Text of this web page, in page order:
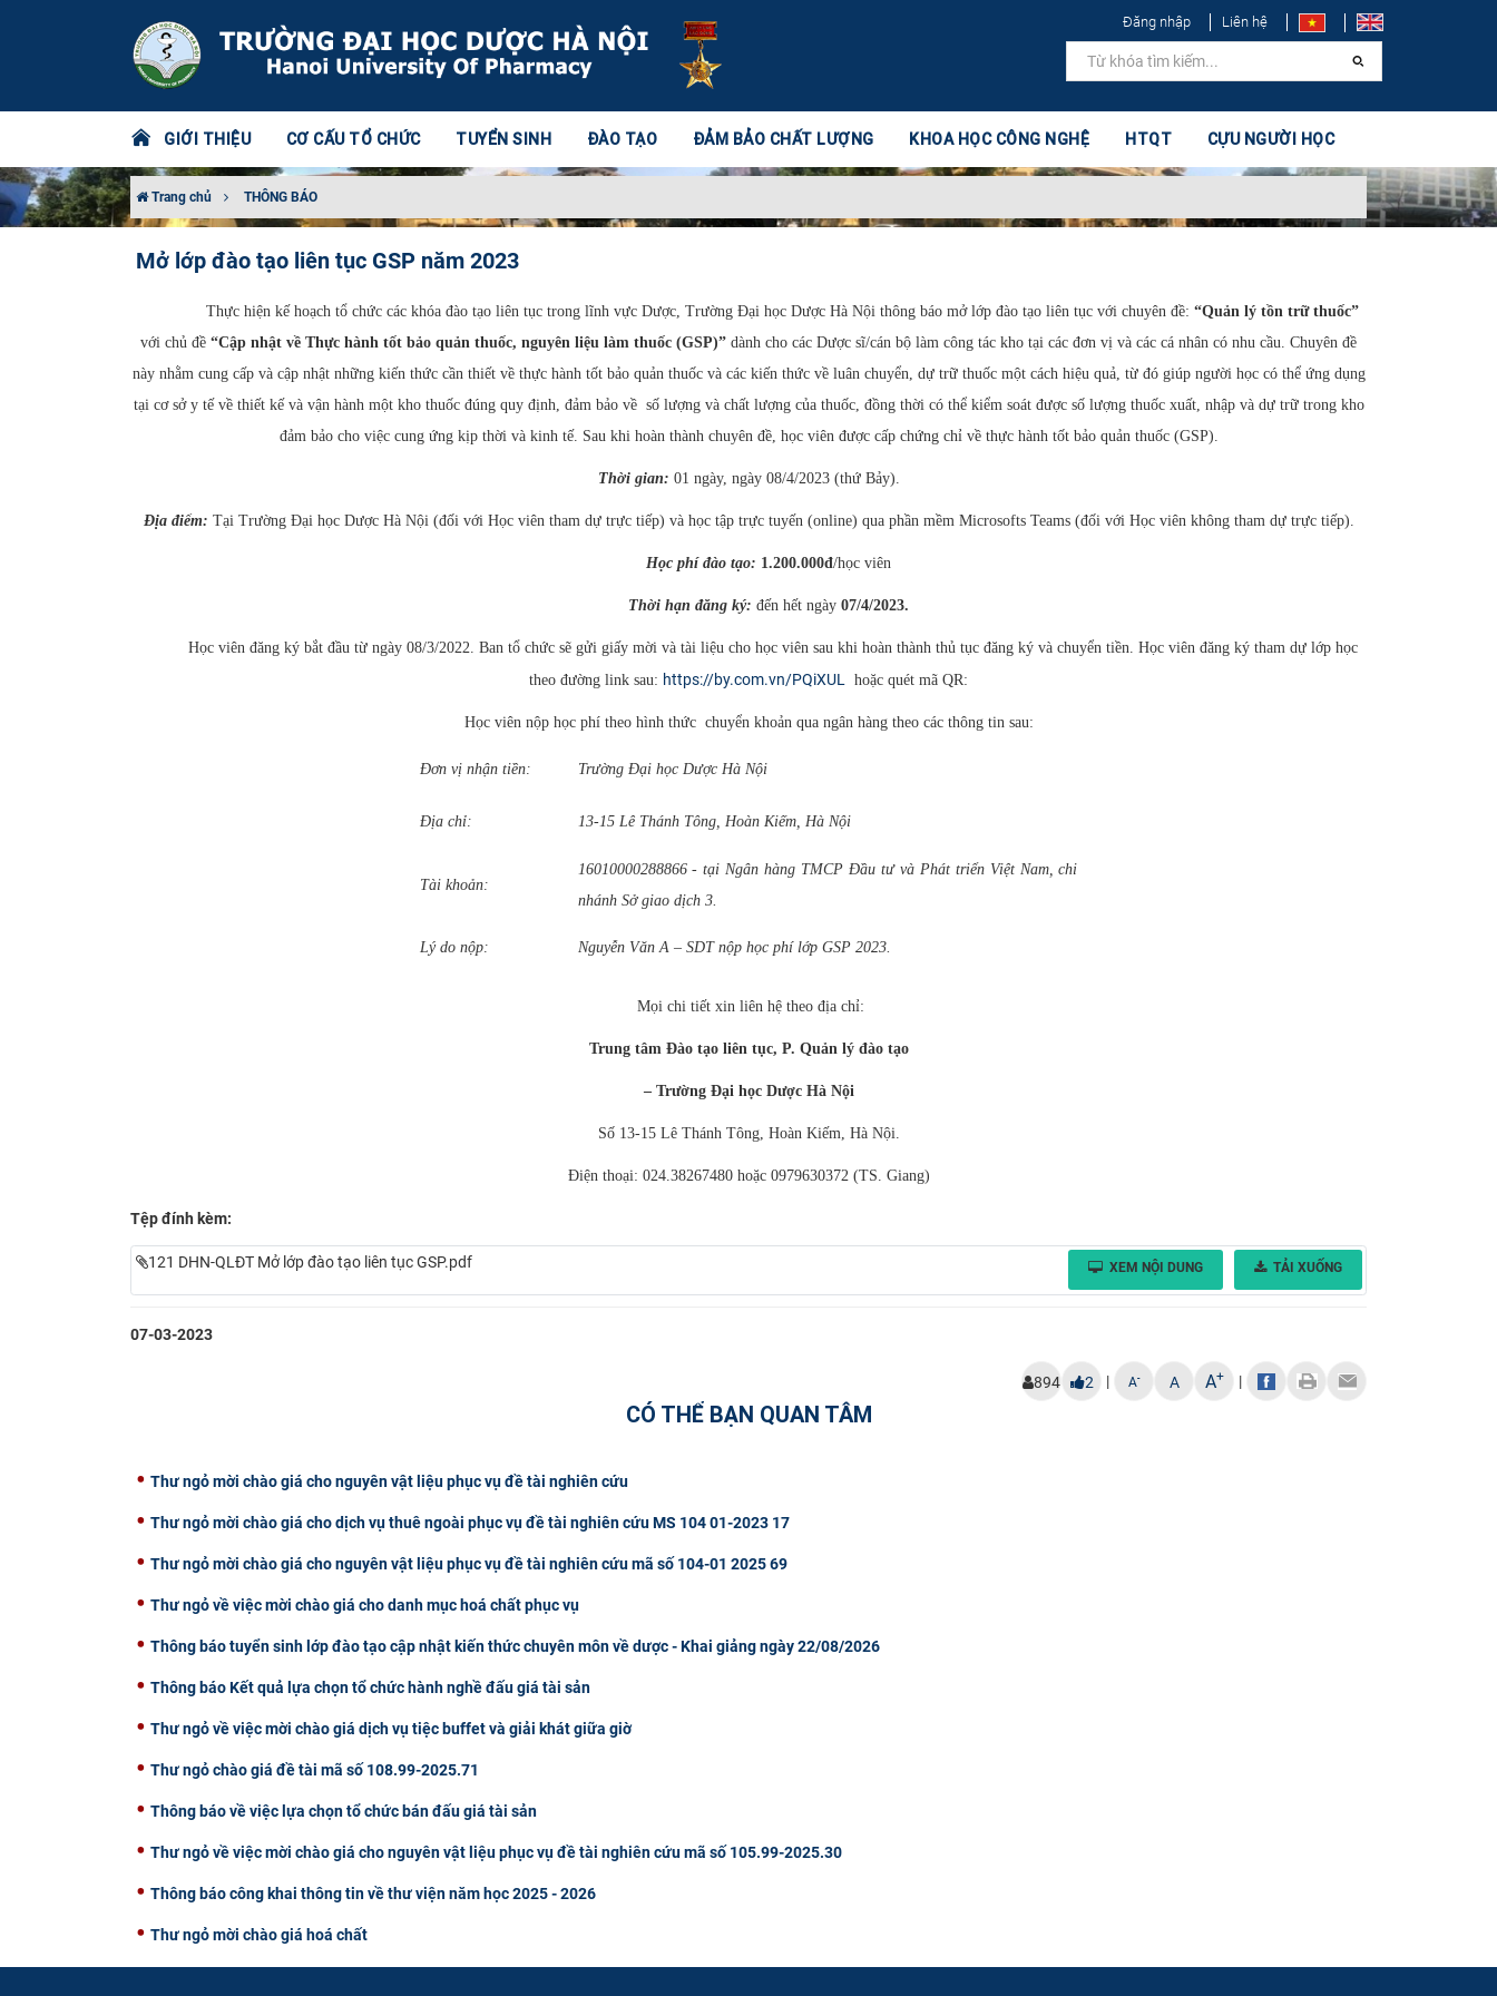
Đăng nhập Liên hệ
GIỚI THIỆU CƠ CẤU TỔ CHỨC TUYỂN SINH ĐÀO TẠO ĐẢM BẢO CHẤT LƯỢNG KHOA HỌC CÔNG NGHỆ HTQT CỰU NGƯỜI HỌC
Trang chủ THÔNG BÁO
Mở lớp đào tạo liên tục GSP năm 2023
Thực hiện kế hoạch tổ chức các khóa đào tạo liên tục trong lĩnh vực Dược, Trường Đại học Dược Hà Nội thông báo mở lớp đào tạo liên tục với chuyên đề: “Quản lý tồn trữ thuốc”
với chủ đề “Cập nhật về Thực hành tốt bảo quản thuốc, nguyên liệu làm thuốc (GSP)” dành cho các Dược sĩ/cán bộ làm công tác kho tại các đơn vị và các cá nhân có nhu cầu. Chuyên đề
này nhằm cung cấp và cập nhật những kiến thức cần thiết về thực hành tốt bảo quản thuốc và các kiến thức về luân chuyển, dự trữ thuốc một cách hiệu quả, từ đó giúp người học có thể ứng dụng
tại cơ sở y tế về thiết kế và vận hành một kho thuốc đúng quy định, đảm bảo về số lượng và chất lượng của thuốc, đồng thời có thể kiểm soát được số lượng thuốc xuất, nhập và dự trữ trong kho
đảm bảo cho việc cung ứng kịp thời và kinh tế. Sau khi hoàn thành chuyên đề, học viên được cấp chứng chỉ về thực hành tốt bảo quản thuốc (GSP).
Thời gian: 01 ngày, ngày 08/4/2023 (thứ Bảy).
Địa điểm: Tại Trường Đại học Dược Hà Nội (đối với Học viên tham dự trực tiếp) và học tập trực tuyến (online) qua phần mềm Microsofts Teams (đối với Học viên không tham dự trực tiếp).
Học phí đào tạo: 1.200.000đ/học viên
Thời hạn đăng ký: đến hết ngày 07/4/2023.
Học viên đăng ký bắt đầu từ ngày 08/3/2022. Ban tổ chức sẽ gửi giấy mời và tài liệu cho học viên sau khi hoàn thành thủ tục đăng ký và chuyển tiền. Học viên đăng ký tham dự lớp học
theo đường link sau: https://by.com.vn/PQiXUL hoặc quét mã QR:
Học viên nộp học phí theo hình thức chuyển khoản qua ngân hàng theo các thông tin sau:
Đơn vị nhận tiền: Trường Đại học Dược Hà Nội
Địa chỉ: 13-15 Lê Thánh Tông, Hoàn Kiếm, Hà Nội
Tài khoản:
16010000288866 - tại Ngân hàng TMCP Đầu tư và Phát triển Việt Nam, chi
nhánh Sở giao dịch 3.
Lý do nộp: Nguyễn Văn A – SDT nộp học phí lớp GSP 2023.
Mọi chi tiết xin liên hệ theo địa chỉ:
Trung tâm Đào tạo liên tục, P. Quản lý đào tạo
– Trường Đại học Dược Hà Nội
Số 13-15 Lê Thánh Tông, Hoàn Kiếm, Hà Nội.
Điện thoại: 024.38267480 hoặc 0979630372 (TS. Giang)
Tệp đính kèm:
121 DHN-QLĐT Mở lớp đào tạo liên tục GSP.pdf XEM NỘI DUNG TẢI XUỐNG
07-03-2023
894 2 | A- A A+ |
CÓ THỂ BẠN QUAN TÂM
Thư ngỏ mời chào giá cho nguyên vật liệu phục vụ đề tài nghiên cứu
Thư ngỏ mời chào giá cho dịch vụ thuê ngoài phục vụ đề tài nghiên cứu MS 104 01-2023 17
Thư ngỏ mời chào giá cho nguyên vật liệu phục vụ đề tài nghiên cứu mã số 104-01 2025 69
Thư ngỏ về việc mời chào giá cho danh mục hoá chất phục vụ
Thông báo tuyển sinh lớp đào tạo cập nhật kiến thức chuyên môn về dược - Khai giảng ngày 22/08/2026
Thông báo Kết quả lựa chọn tổ chức hành nghề đấu giá tài sản
Thư ngỏ về việc mời chào giá dịch vụ tiệc buffet và giải khát giữa giờ
Thư ngỏ chào giá đề tài mã số 108.99-2025.71
Thông báo về việc lựa chọn tổ chức bán đấu giá tài sản
Thư ngỏ về việc mời chào giá cho nguyên vật liệu phục vụ đề tài nghiên cứu mã số 105.99-2025.30
Thông báo công khai thông tin về thư viện năm học 2025 - 2026
Thư ngỏ mời chào giá hoá chất